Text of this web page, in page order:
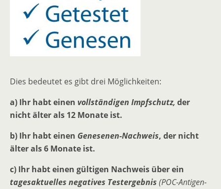
Dies bedeutet es gibt drei Möglichkeiten:
a) Ihr habt einen vollständigen Impfschutz, der
nicht älter als 12 Monate ist.
b) Ihr habt einen Genesenen-Nachweis, der nicht
älter als 6 Monate ist.
c) Ihr habt einen gültigen Nachweis über ein
tagesaktuelles negatives Testergebnis (POC-Antigen-